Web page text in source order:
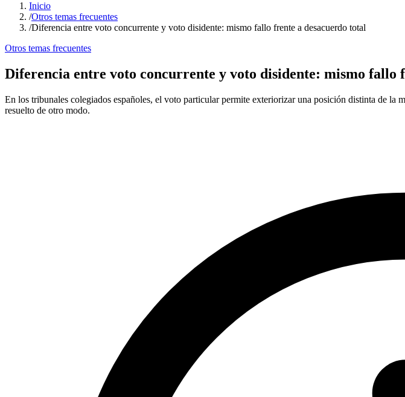
Inicio
/Otros temas frecuentes
/Diferencia entre voto concurrente y voto disidente: mismo fallo frente a desacuerdo total
Otros temas frecuentes
Diferencia entre voto concurrente y voto disidente: mismo fallo
En los tribunales colegiados españoles, el voto particular permite exteriorizar una posición distinta de
resuelto de otro modo.